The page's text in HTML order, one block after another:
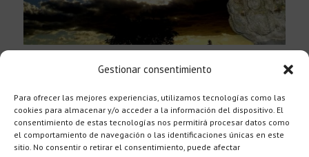
Gestionar consentimiento
Para ofrecer las mejores experiencias, utilizamos tecnologías como las
cookies para almacenar y/o acceder a la información del dispositivo. El
consentimiento de estas tecnologías nos permitirá procesar datos como
el comportamiento de navegación o las identificaciones únicas en este
sitio. No consentir o retirar el consentimiento, puede afectar
Plaça de la Creu